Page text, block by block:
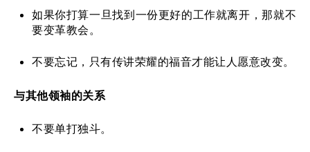
如果你打算一旦找到一份更好的工作就离开，那就不
要变革教会。
不要忘记，只有传讲荣耀的福音才能让人愿意改变。
与其他领袖的关系
不要单打独斗。